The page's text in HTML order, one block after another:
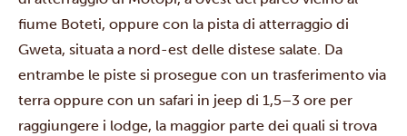
fiume Boteti, oppure con la pista di atterraggio di
Gweta, situata a nord-est delle distese salate. Da
entrambe le piste si prosegue con un trasferimento via
terra oppure con un safari in jeep di 1,5–3 ore per
raggiungere i lodge, la maggior parte dei quali si trova